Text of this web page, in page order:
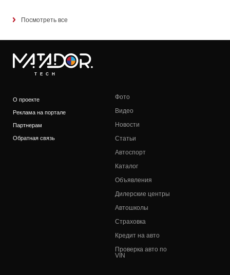
Посмотреть все
TECH
О проекте
Реклама на портале
Партнерам
Обратная связь
Фото
Видео
Новости
Статьи
Автоспорт
Каталог
Объявления
Дилерские центры
Автошколы
Страховка
Кредит на авто
Проверка авто по
VIN